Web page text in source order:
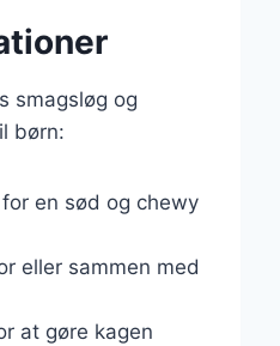
smagsløg og
børn:
en sød og chewy
eller sammen med
at gøre kagen